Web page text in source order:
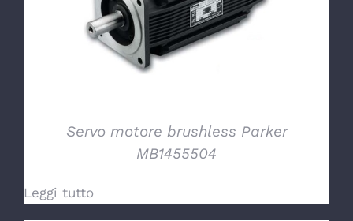
Servo motore brushless Parker
MB1455504
Leggi tutto